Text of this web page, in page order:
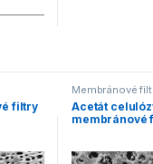
filtry
Membránové
Acetát
membránové